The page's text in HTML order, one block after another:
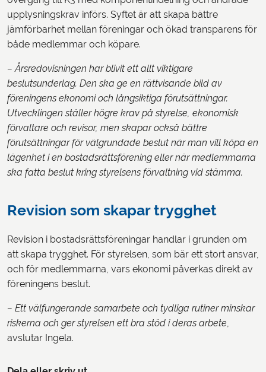
upplysningskrav införs. Syftet är att skapa bättre
jämförbarhet mellan föreningar och ökad transparens för
både medlemmar och köpare.
– Årsredovisningen har blivit ett allt viktigare
beslutsunderlag. Den ska ge en rättvisande bild av
föreningens ekonomi och långsiktiga förutsättningar.
Utvecklingen ställer högre krav på styrelse, ekonomisk
förvaltare och revisor, men skapar också bättre
förutsättningar för välgrundade beslut när man vill köpa en
lägenhet i en bostadsrättsförening eller när medlemmarna
ska fatta beslut kring styrelsens förvaltning vid stämma.
Revision som skapar trygghet
Revision i bostadsrättsföreningar handlar i grunden om
att skapa trygghet. För styrelsen, som bär ett stort ansvar,
och för medlemmarna, vars ekonomi påverkas direkt av
föreningens beslut.
– Ett välfungerande samarbete och tydliga rutiner minskar
riskerna och ger styrelsen ett bra stöd i deras arbete
avslutar Ingela.